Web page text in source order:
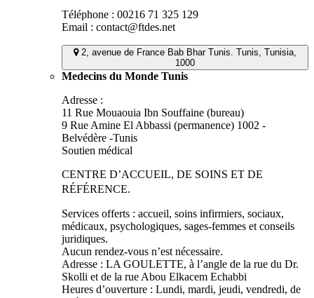
Téléphone : 00216 71 325 129
Email : contact@ftdes.net
2, avenue de France Bab Bhar Tunis. Tunis, Tunisia,
1000
Medecins du Monde Tunis
Adresse :
11 Rue Mouaouia Ibn Souffaine (bureau)
9 Rue Amine El Abbassi (permanence) 1002 -
Belvédère -Tunis
Soutien médical
CENTRE D’ACCUEIL, DE SOINS ET DE
RÉFÉRENCE.
Services offerts : accueil, soins infirmiers, sociaux,
médicaux, psychologiques, sages-femmes et conseils
juridiques.
Aucun rendez-vous n’est nécessaire.
Adresse : LA GOULETTE, à l’angle de la rue du Dr.
Skolli et de la rue Abou Elkacem Echabbi
Heures d’ouverture : Lundi, mardi, jeudi, vendredi, de